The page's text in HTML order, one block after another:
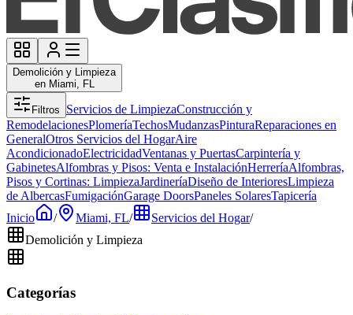
Demolición y Limpieza
en Miami, FL
Filtros Servicios de LimpiezaConstrucción y
RemodelacionesPlomeríaTechosMudanzasPinturaReparaciones en
GeneralOtros Servicios del HogarAire
AcondicionadoElectricidadVentanas y PuertasCarpintería y
GabinetesAlfombras y Pisos: Venta e InstalaciónHerreríaAlfombras,
Pisos y Cortinas: LimpiezaJardineríaDiseño de InterioresLimpieza
de AlbercasFumigaciónGarage DoorsPaneles SolaresTapicería
Inicio
/ Miami, FL/ Servicios del Hogar/
Demolición y Limpieza
Categorías